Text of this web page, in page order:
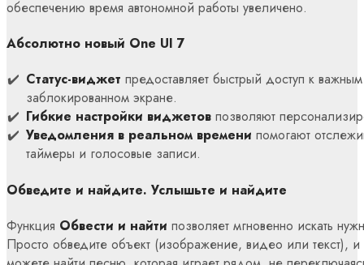
обеспечению время автономной работы увеличено.
Абсолютно новый One UI 7
Статус-виджет предоставляет быстрый доступ к
заблокированном экране.
Гибкие настройки виджетов позволяют
Уведомления в реальном времени помогают
таймеры и голосовые записи.
Обведите и найдите. Услышьте и найдите
Функция Обвести и найти позволяет мгновенно искать
Просто обведите объект (изображение, видео или текст), и